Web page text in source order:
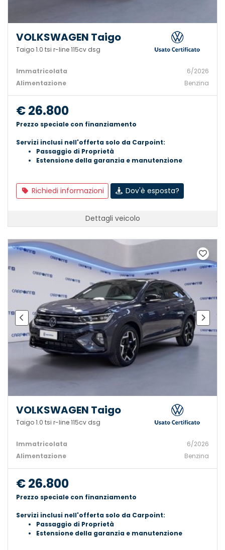
VOLKSWAGEN Taigo
Taigo 1.0 tsi r-line 115cv dsg
Immatricolata
6/2026
Alimentazione
Benzina
€ 26.800
Prezzo speciale con finanziamento
Servizi inclusi nell'offerta solo da Carpoint:
Passaggio di Proprietà
Estensione della garanzia e manutenzione
Richiedi informazioni Dov'è esposta?
Dettagli veicolo
VOLKSWAGEN Taigo
Taigo 1.0 tsi r-line 115cv dsg
Immatricolata
6/2026
Alimentazione
Benzina
€ 26.800
Prezzo speciale con finanziamento
Servizi inclusi nell'offerta solo da Carpoint:
Passaggio di Proprietà
Estensione della garanzia e manutenzione